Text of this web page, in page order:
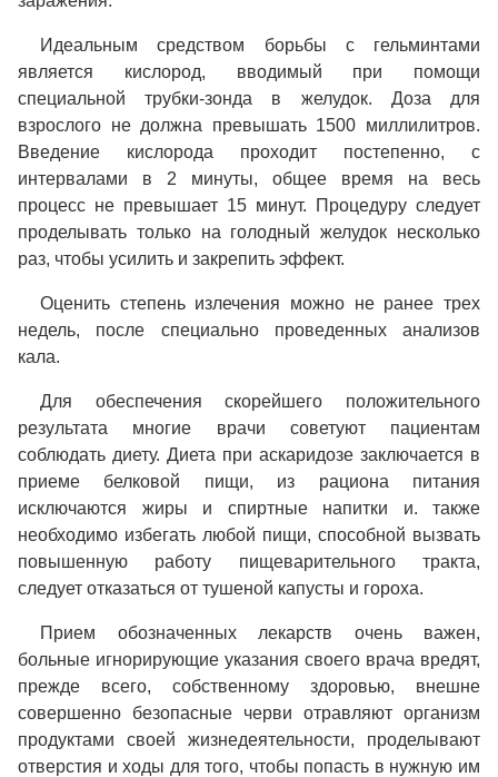
Идеальным средством борьбы с гельминтами
является кислород, вводимый при помощи
специальной трубки-зонда в желудок. Доза для
взрослого не должна превышать 1500 миллилитров.
Введение кислорода проходит постепенно, с
интервалами в 2 минуты, общее время на весь
процесс не превышает 15 минут. Процедуру следует
проделывать только на голодный желудок несколько
раз, чтобы усилить и закрепить эффект.
Оценить степень излечения можно не ранее трех
недель, после специально проведенных анализов
кала.
Для обеспечения скорейшего положительного
результата многие врачи советуют пациентам
соблюдать диету. Диета при аскаридозе заключается в
приеме белковой пищи, из рациона питания
исключаются жиры и спиртные напитки и. также
необходимо избегать любой пищи, способной вызвать
повышенную работу пищеварительного тракта,
следует отказаться от тушеной капусты и гороха.
Прием обозначенных лекарств очень важен,
больные игнорирующие указания своего врача вредят,
прежде всего, собственному здоровью, внешне
совершенно безопасные черви отравляют организм
продуктами своей жизнедеятельности, проделывают
отверстия и ходы для того, чтобы попасть в нужную им